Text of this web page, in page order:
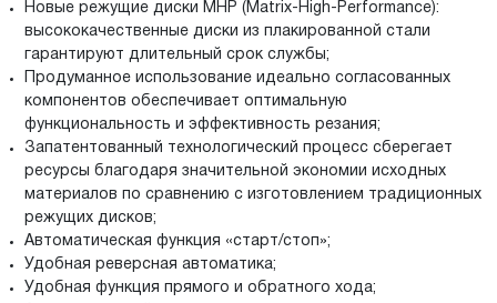
Новые режущие диски MHP (Matrix-High-Performance):
высококачественные диски из плакированной стали
гарантируют длительный срок службы;
Продуманное использование идеально согласованных
компонентов обеспечивает оптимальную
функциональность и эффективность резания;
Запатентованный технологический процесс сберегает
ресурсы благодаря значительной экономии исходных
материалов по сравнению с изготовлением традиционных
режущих дисков;
Автоматическая функция «старт/стоп»;
Удобная реверсная автоматика;
Удобная функция прямого и обратного хода;